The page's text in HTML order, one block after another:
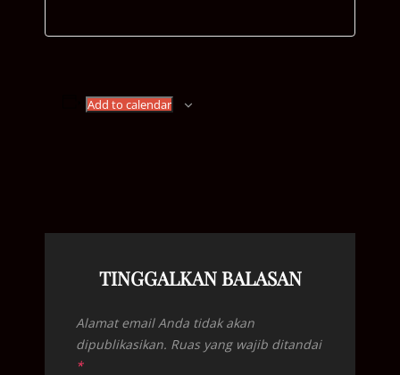
Add to calendar
TINGGALKAN BALASAN
Alamat email Anda tidak akan
dipublikasikan. Ruas yang wajib ditandai
*